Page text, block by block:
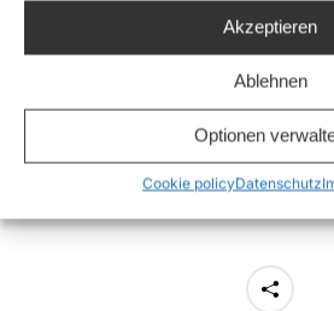
Akzeptieren
Ablehnen
Optionen
Cookie policyDatenschutz
Oberflächlichkeiten untergehen,
Hier findet sich eine
kommentierte Version der
durch das niederländische
erhalten haben, sowie das